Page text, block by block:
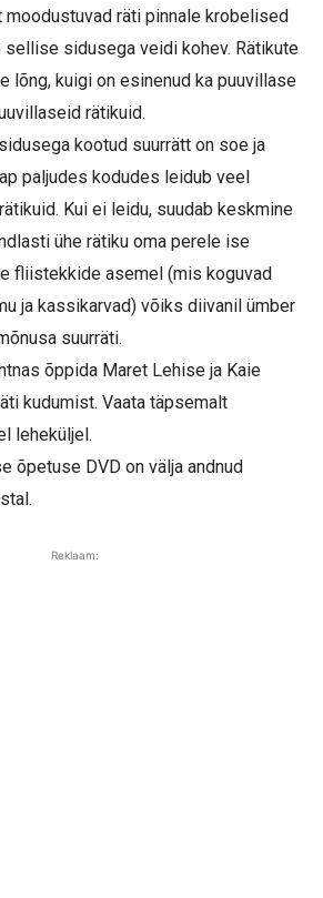
räti pinnale krobelised
sellise sidusega veidi kohev. Rätikute
lõng, kuigi on esinenud ka puuvillase
rätikuid.
kootud suurrätt on soe ja
paljudes kodudes leidub veel
Kui ei leidu, suudab keskmine
ühe rätiku oma perele ise
fliistekkide asemel (mis koguvad
ja kassikarvad) võiks diivanil ümber
suurräti.
õppida Maret Lehise ja Kaie
kudumist. Vaata täpsemalt
leheküljel.
õpetuse DVD on välja andnud
Reklaam: